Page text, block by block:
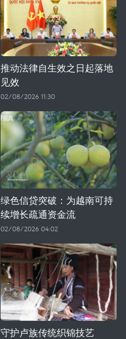
推动法律自生效之日起落地
见效
02/08/2026 11:30
绿色信贷突破：为越南可持
续增长疏通资金流
02/08/2026 04:02
守护卢族传统织锦技艺